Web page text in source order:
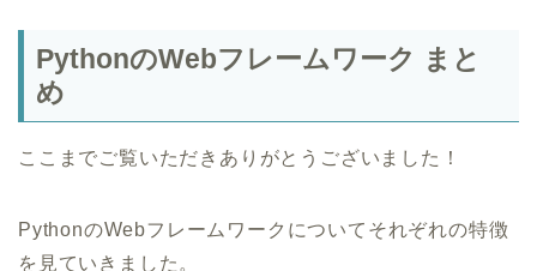
PythonのWebフレームワーク まと
め
ここまでご覧いただきありがとうございました！
PythonのWebフレームワークについてそれぞれの特徴
を見ていきました。